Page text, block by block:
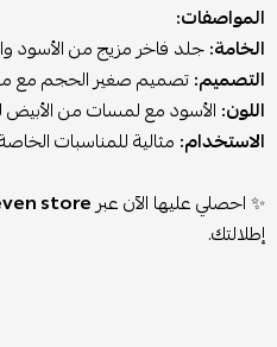
المواصفات:
الخامة:جلد فاخر مزيج من الأسود
التصميم:تصميم صغير الحجم مع
اللون: الأسود مع لمسات من الأبيض
الاستخدام: مثالية للمناسبات
✨ احصلي عليها الآن عبرstore
إطلالتك.